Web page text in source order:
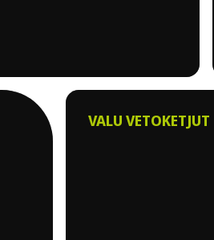
VALU VETOKETJUT